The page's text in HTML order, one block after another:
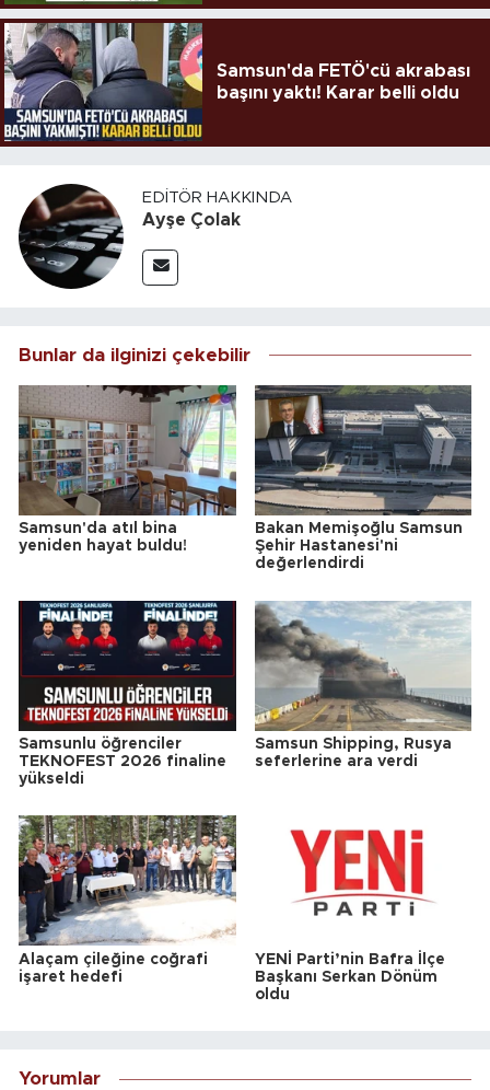
Samsun'da FETÖ'cü akrabası
başını yaktı! Karar belli oldu
EDITÖR HAKKINDA
Ayşe Çolak
Bunlar da ilginizi çekebilir
Samsun'da atıl bina
yeniden hayat buldu!
Bakan Memişoğlu Samsun
Şehir Hastanesi'ni
değerlendirdi
Samsunlu öğrenciler
TEKNOFEST 2026 finaline
yükseldi
Samsun Shipping, Rusya
seferlerine ara verdi
Alaçam çileğine coğrafi
işaret hedefi
YENİ Parti’nin Bafra İlçe
Başkanı Serkan Dönüm
oldu
Yorumlar